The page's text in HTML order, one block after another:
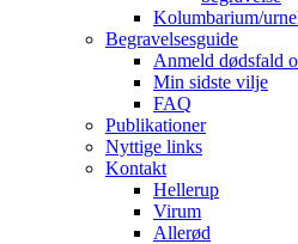
Kolumbarium/
Begravelsesguide
Anmeld dødsfald
Min sidste vilje
FAQ
Publikationer
Nyttige links
Kontakt
Hellerup
Virum
Allerød